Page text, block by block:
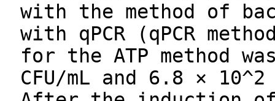
with the method of
with qPCR (qPCR
for the ATP method
CFU/mL and 6.8 ×